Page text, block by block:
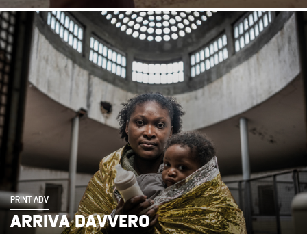
PRINT ADV
ARRIVA DAVVERO